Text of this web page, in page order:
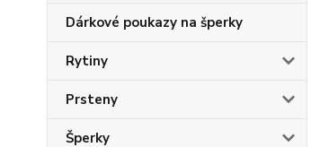
Dárkové poukazy na šperky
Rytiny
Prsteny
Šperky